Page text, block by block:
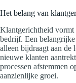
Het belang van
Klantgerichtheid vormt
bedrijf. Een
alleen bijdraagt aan de
nieuwe klanten
processen afstemmen
aanzienlijke groei.